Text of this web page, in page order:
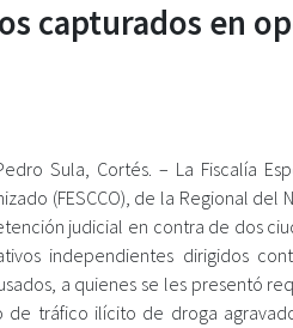
capturados en
Sula, Cortés. – La Fiscalía
(FESCCO), de la Regional
judicial en contra de dos
independientes dirigidos
a quienes se les presentó
de tráfico ilícito de droga